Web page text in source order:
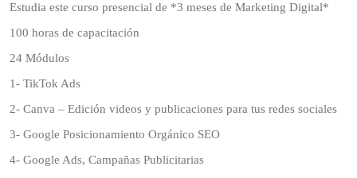
Estudia este curso presencial de *3 meses de Marketing Digital*
100 horas de capacitación
24 Módulos
1- TikTok Ads
2- Canva – Edición videos y publicaciones para tus redes sociales
3- Google Posicionamiento Orgánico SEO
4- Google Ads, Campañas Publicitarias